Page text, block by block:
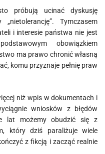
próbują ucinać dyskusję
Tymczasem
i interesie państwa nie jest
obowiązkiem
ma prawo chronić własną
komu przyznaje pełnię praw
niż wpis w dokumentach i
wniosków z błędów
lat możemy obudzić się z
który dziś paraliżuje wiele
z fikcją i zacząć realnie